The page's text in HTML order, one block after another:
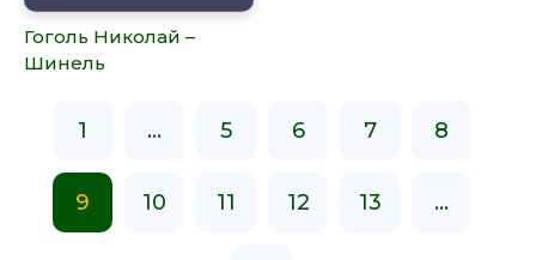
Гоголь Николай –
Шинель
1 ... 5 6 7 8
9 10 11 12 13 ...